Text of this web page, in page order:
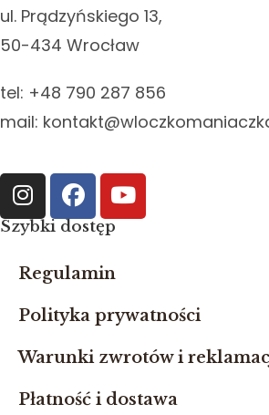
ul. Prądzyńskiego 13,
50-434 Wrocław
tel: +48 790 287 856
mail:
Szybki dostęp
Regulamin
Polityka prywatności
Warunki zwrotów i
Płatność i dostawa